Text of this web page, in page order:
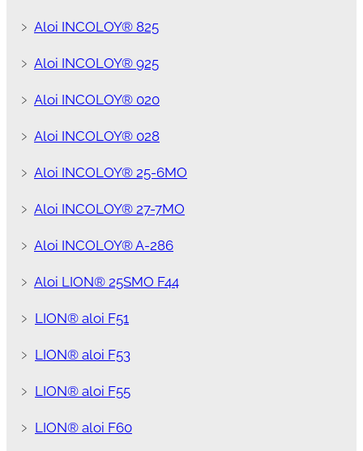
﹥ Aloi INCOLOY® 825
﹥ Aloi INCOLOY® 925
﹥ Aloi INCOLOY® 020
﹥ Aloi INCOLOY® 028
﹥ Aloi INCOLOY® 25-6MO
﹥ Aloi INCOLOY® 27-7MO
﹥ Aloi INCOLOY® A-286
﹥ Aloi LION® 25SMO F44
﹥ LION® aloi F51
﹥ LION® aloi F53
﹥ LION® aloi F55
﹥ LION® aloi F60